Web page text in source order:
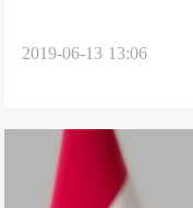
2019-06-13 13:06